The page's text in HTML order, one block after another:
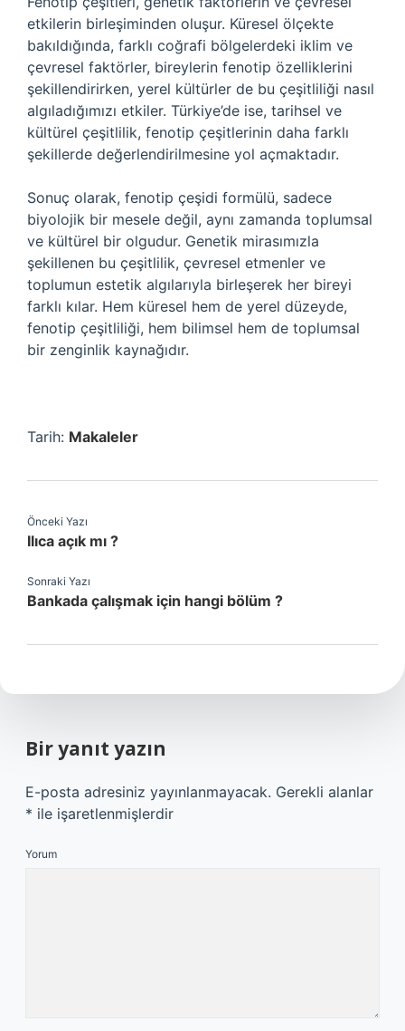
etkilerin birleşiminden oluşur. Küresel ölçekte
bakıldığında, farklı coğrafi bölgelerdeki iklim ve
çevresel faktörler, bireylerin fenotip özelliklerini
şekillendirirken, yerel kültürler de bu çeşitliliği nasıl
algıladığımızı etkiler. Türkiye’de ise, tarihsel ve
kültürel çeşitlilik, fenotip çeşitlerinin daha farklı
şekillerde değerlendirilmesine yol açmaktadır.
Sonuç olarak, fenotip çeşidi formülü, sadece
biyolojik bir mesele değil, aynı zamanda toplumsal
ve kültürel bir olgudur. Genetik mirasımızla
şekillenen bu çeşitlilik, çevresel etmenler ve
toplumun estetik algılarıyla birleşerek her bireyi
farklı kılar. Hem küresel hem de yerel düzeyde,
fenotip çeşitliliği, hem bilimsel hem de toplumsal
bir zenginlik kaynağıdır.
Tarih: Makaleler
Önceki Yazı
Ilıca açık mı ?
Sonraki Yazı
Bankada çalışmak için hangi bölüm ?
Bir yanıt yazın
E-posta adresiniz yayınlanmayacak. Gerekli alanlar
* ile işaretlenmişlerdir
Yorum